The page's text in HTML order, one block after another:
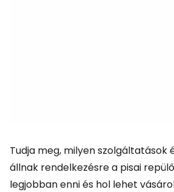
Tudja meg, milyen szolgáltatások
állnak rendelkezésre a pisai
legjobban enni és hol lehet